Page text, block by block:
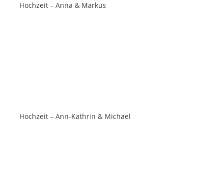
Hochzeit – Anna & Markus
Hochzeit – Ann-Kathrin & Michael